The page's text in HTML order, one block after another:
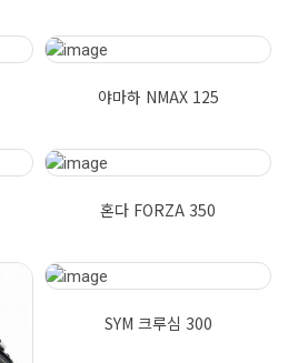
야마하 NMAX 125
혼다 FORZA 350
SYM 크루심 300